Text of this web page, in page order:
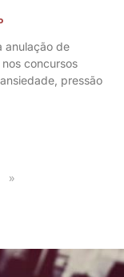
anulação de
concursos
pressão
»